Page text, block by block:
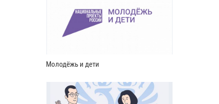
Молодёжь и дети